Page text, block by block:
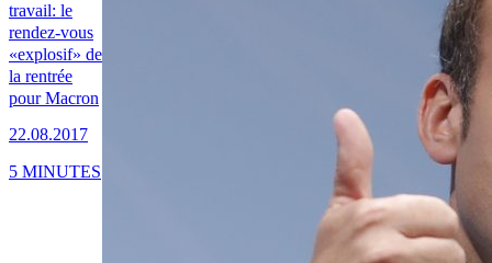
travail: le
rendez-vous
«explosif» de
la rentrée
pour Macron
22.08.2017
5 MINUTES